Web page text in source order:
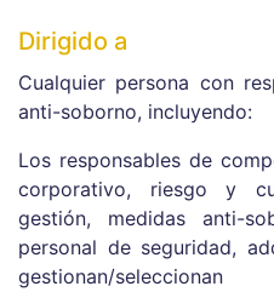
Dirigido a
Cualquier persona con
anti-soborno, incluyendo:
Los responsables de
corporativo, riesgo y
gestión, medidas anti-
personal de seguridad,
gestionan/